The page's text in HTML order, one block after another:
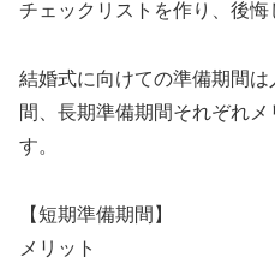
チェックリストを作り、後悔
結婚式に向けての準備期間
間、長期準備期間それぞれ
す。
【短期準備期間】
メリット